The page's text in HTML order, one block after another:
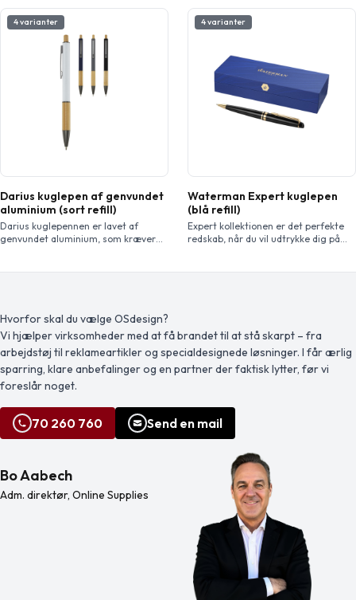
rustfrit stål bidrager til at reducere
affald, hvilket gør den til et mere
bæredygtigt valg. Penneblækfarve:
Sort Spidsstørrelse: 1,00 mm.
Skrivelængde: 800 meter. Æskens
størrelse: 16,2 x 5,1 x 2,7 cm.
og virksomheder til at træffe mere
ansvarlig valg i deres hverdag.
Blækfarve: Sort Skrivelængde: 500
4 varianter
Darius kuglepen af genvundet
aluminium (sort refill)
Darius kuglepennen er lavet af
genvundet aluminium, som kræver
henblik på at reducere
drivhusgasemissionerne.
Trykknappen og den nederste del af
cylinderen er lavet af bambus.
Blækfarve: Sort Skrivelængde: 800
meter. Spidsstørrelse: 1,00 […]
4 varianter
Waterman Expert kuglepen
(blå refill)
Expert kollektionen er det perfekte
redskab, når du vil udtrykke dig på
med 1 ekstra blækpatron. Eksklusivt
design.
Hvorfor skal du vælge OSdesign?
Vi hjælper virksomheder med at få brandet til at stå skarpt – fra
arbejdstøj til reklameartikler og specialdesignede løsninger. I får ærlig
sparring, klare anbefalinger og en partner der faktisk lytter, før vi
foreslår noget.
70 260 760 Send en mail
Bo Aabech
Adm. direktør, Online Supplies